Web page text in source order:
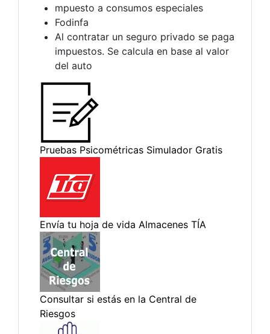
mpuesto a consumos especiales
Fodinfa
Al contratar un seguro privado se paga
impuestos. Se calcula en base al valor
del auto